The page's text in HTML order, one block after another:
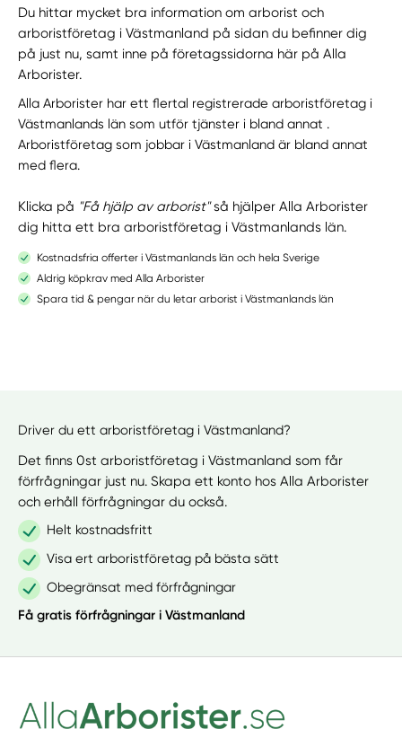
Du hittar mycket bra information om arborist och
arboristföretag i Västmanland på sidan du befinner dig
på just nu, samt inne på företagssidorna här på Alla
Arborister.
Alla Arborister har ett flertal registrerade arboristföretag i
Västmanlands län som utför tjänster i bland annat .
Arboristföretag som jobbar i Västmanland är bland annat
med flera.
Klicka på "Få hjälp av arborist"så hjälper Alla Arborister
dig hitta ett bra arboristföretag i Västmanlands län.
Kostnadsfria offerter i Västmanlands län och hela Sverige
Aldrig köpkrav med Alla Arborister
Spara tid & pengar när du letar arborist i Västmanlands län
Driver du ett arboristföretag i Västmanland?
Det finns 0st arboristföretag i Västmanland som får
förfrågningar just nu. Skapa ett konto hos Alla Arborister
och erhåll förfrågningar du också.
Helt kostnadsfritt
Visa ert arboristföretag på bästa sätt
Obegränsat med förfrågningar
Få gratis förfrågningar i Västmanland